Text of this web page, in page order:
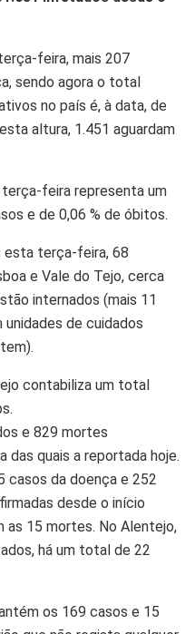
feira, mais 207
sendo agora o total
no país é, à data, de
altura, 1.451 aguardam
feira representa um
e de 0,06 % de óbitos.
esta terça-feira, 68
e Vale do Tejo, cerca
internados (mais 11
de cuidados
contabiliza um total
e 829 mortes
das quais a reportada hoje.
casos da doença e 252
desde o início
as 15 mortes. No Alentejo,
há um total de 22
os 169 casos e 15